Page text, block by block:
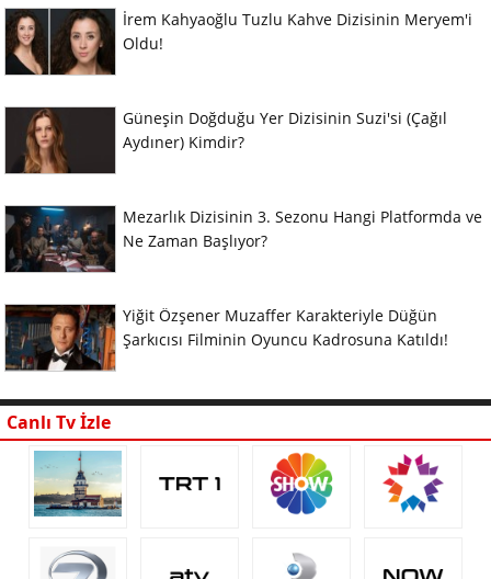
İrem Kahyaoğlu Tuzlu Kahve Dizisinin Meryem'i
Oldu!
Güneşin Doğduğu Yer Dizisinin Suzi'si (Çağıl
Aydıner) Kimdir?
Mezarlık Dizisinin 3. Sezonu Hangi Platformda ve
Ne Zaman Başlıyor?
Yiğit Özşener Muzaffer Karakteriyle Düğün
Şarkıcısı Filminin Oyuncu Kadrosuna Katıldı!
Canlı Tv İzle